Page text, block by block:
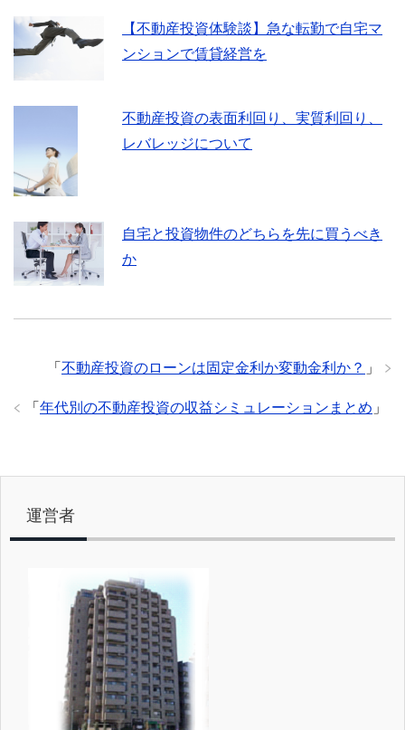
【不動産投資体験談】急な転勤で自宅マ
ンションで賃貸経営を
不動産投資の表面利回り、実質利回り、
レバレッジについて
自宅と投資物件のどちらを先に買うべき
か
「 不動産投資のローンは固定金利か変動金利か？ 」
「 年代別の不動産投資の収益シミュレーションまとめ 」
運営者